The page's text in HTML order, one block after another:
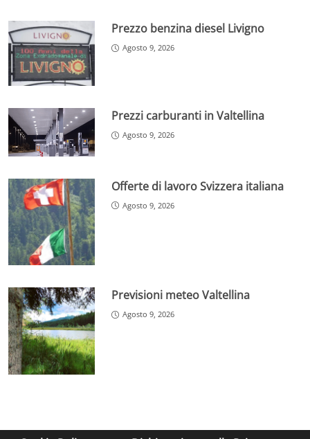
Prezzo benzina diesel Livigno
Agosto 9, 2026
Prezzi carburanti in Valtellina
Agosto 9, 2026
Offerte di lavoro Svizzera italiana
Agosto 9, 2026
Previsioni meteo Valtellina
Agosto 9, 2026